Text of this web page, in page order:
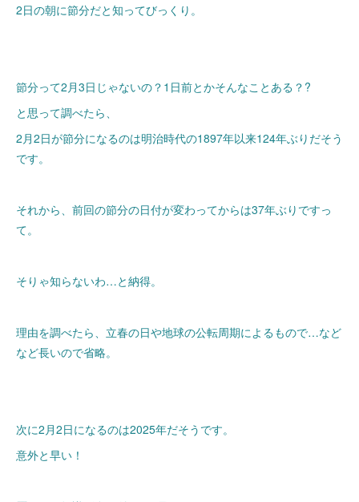
2日の朝に節分だと知ってびっくり。
節分って2月3日じゃないの？1日前とかそんなことある？?
と思って調べたら、
2月2日が節分になるのは明治時代の1897年以来124年ぶりだそう
です。
それから、前回の節分の日付が変わってからは37年ぶりですっ
て。
そりゃ知らないわ…と納得。
理由を調べたら、立春の日や地球の公転周期によるもので…など
など長いので省略。
次に2月2日になるのは2025年だそうです。
意外と早い！